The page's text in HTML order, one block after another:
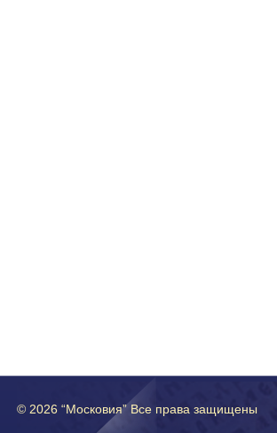
© 2026 “Московия” Все права защищены